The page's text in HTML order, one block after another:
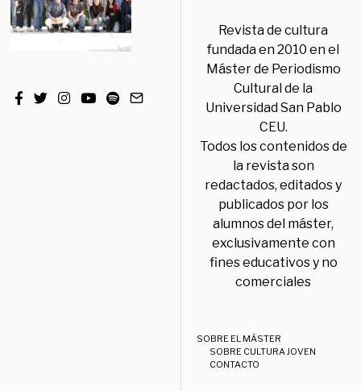
Revista de cultura
fundada en 2010 en el
Máster de Periodismo
Cultural de la
Universidad San Pablo
CEU.
Todos los contenidos de
la revista son
redactados, editados y
publicados por los
alumnos del máster,
exclusivamente con
fines educativos y no
comerciales
SOBRE EL MÁSTER
SOBRE CULTURA JOVEN
CONTACTO